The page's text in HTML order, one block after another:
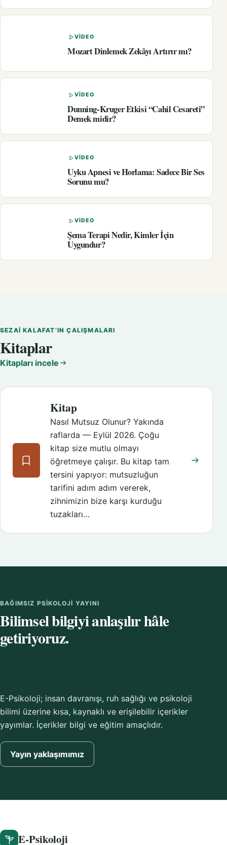
VIDEO
Mozart Dinlemek Zekâyı Artırır mı?
VIDEO
Dunning-Kruger Etkisi “Cahil Cesareti”
Demek midir?
VIDEO
Uyku Apnesi ve Horlama: Sadece Bir Ses
Sorunu mu?
VIDEO
Şema Terapi Nedir, Kimler İçin
Uygundur?
SEZAI KALAFAT’IN ÇALIŞMALARI
Kitaplar
Kitapları incele
Kitap
Nasıl Mutsuz Olunur? Yakında
raflarda — Eylül 2026. Çoğu
kitap size mutlu olmayı
öğretmeye çalışır. Bu kitap tam
tersini yapıyor: mutsuzluğun
tarifini adım adım vererek,
zihnimizin bize karşı kurduğu
tuzakları…
BAĞIMSIZ PSIKOLOJI YAYINI
Bilimsel bilgiyi anlaşılır hâle
getiriyoruz.
E-Psikoloji; insan davranışı, ruh sağlığı ve psikoloji
bilimi üzerine kısa, kaynaklı ve erişilebilir içerikler
yayımlar. İçerikler bilgi ve eğitim amaçlıdır.
Yayın yaklaşımımız
E-Psikoloji